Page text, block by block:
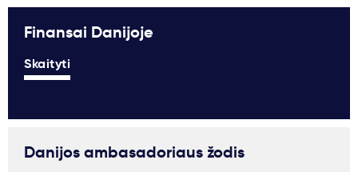
Finansai Danijoje
Skaityti
Danijos ambasadoriaus žodis